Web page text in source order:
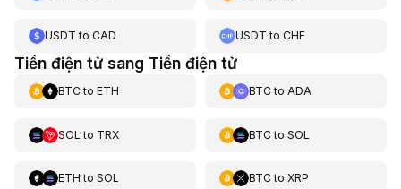
USDT to CAD USDT toCHF
Tiền điện tử sang Tiền điện tử
BTCto ETH BTCto ADA
SOL to TRX BTCto SOL
ETH to SOL BTCto XRP